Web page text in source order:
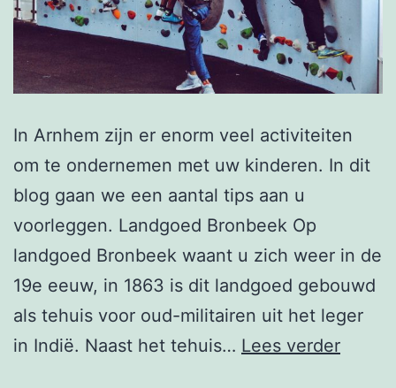
In Arnhem zijn er enorm veel activiteiten
om te ondernemen met uw kinderen. In dit
blog gaan we een aantal tips aan u
voorleggen. Landgoed Bronbeek Op
landgoed Bronbeek waant u zich weer in de
19e eeuw, in 1863 is dit landgoed gebouwd
als tehuis voor oud-militairen uit het leger
in Indië. Naast het tehuis… Lees verder